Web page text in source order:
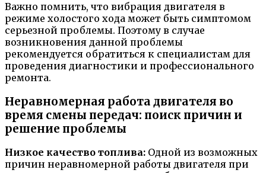
Важно помнить, что вибрация двигателя в
режиме холостого хода может быть симптомом
серьезной проблемы. Поэтому в случае
возникновения данной проблемы
рекомендуется обратиться к специалистам для
проведения диагностики и профессионального
ремонта.
Неравномерная работа двигателя во
время смены передач: поиск причин и
решение проблемы
Низкое качество топлива: Одной из возможных
причин неравномерной работы двигателя при